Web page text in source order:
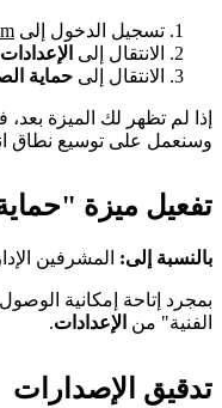
تسجيل الدخول إلى
الانتقال إلى الإعدادات
الانتقال إلى حماية
إذا لم تظهر لك الميزة
وسنعمل على توسيع نطاق
تفعيل ميزة
بالنسبة إلى: المشرفين
بمجرد إتاحة إمكانية
الفنية" من الإعدادات.
تدقيق الإصدارات